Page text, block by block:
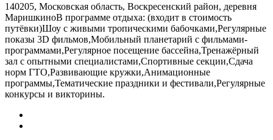
140205, Московская область, Воскресенский район, деревня
МаришкиноВ программе отдыха: (входит в стоимость
путёвки)Шоу с живыми тропическими бабочками,Регулярные
показы 3D фильмов,Мобильный планетарий с фильмами-
программами,Регулярное посещение бассейна,Тренажёрный
зал с опытными специалистами,Спортивные секции,Сдача
норм ГТО,Развивающие кружки,Анимационные
программы,Тематические праздники и фестивали,Регулярные
конкурсы и викторины.